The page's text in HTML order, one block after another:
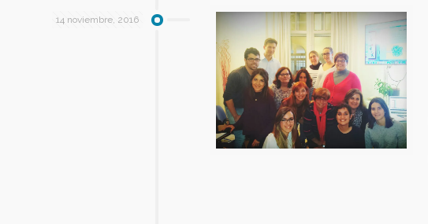
14 noviembre, 2016